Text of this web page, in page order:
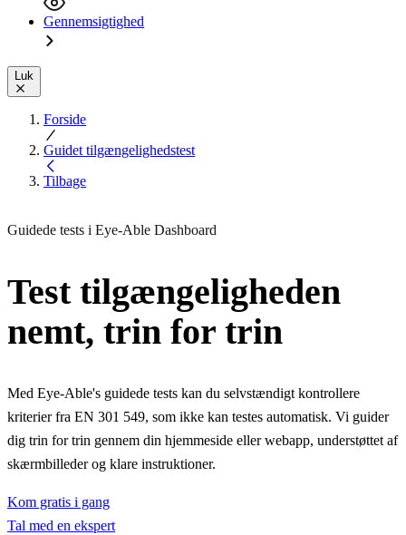
Gennemsigtighed
Luk
Forside
Guidet tilgængelighedstest
Tilbage
Guidede tests i Eye-Able Dashboard
Test tilgængeligheden
nemt, trin for trin
Med Eye-Able's guidede tests kan du selvstændigt kontrollere
kriterier fra EN 301 549, som ikke kan testes automatisk. Vi guider
dig trin for trin gennem din hjemmeside eller webapp, understøttet af
skærmbilleder og klare instruktioner.
Kom gratis i gang
Tal med en ekspert